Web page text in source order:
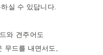
실 수 있답니다.
와 견주어도
무드를 내면서도,